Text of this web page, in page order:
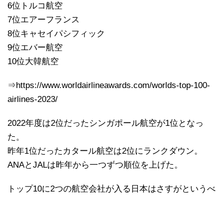
6位トルコ航空
7位エアーフランス
8位キャセイパシフィック
9位エバー航空
10位大韓航空
⇒https://www.worldairlineawards.com/worlds-top-100-
airlines-2023/
2022年度は2位だったシンガポール航空が1位となっ
た。
昨年1位だったカタール航空は2位にランクダウン。
ANAとJALは昨年から一つずつ順位を上げた。
トップ10に2つの航空会社が入る日本はさすがというべ